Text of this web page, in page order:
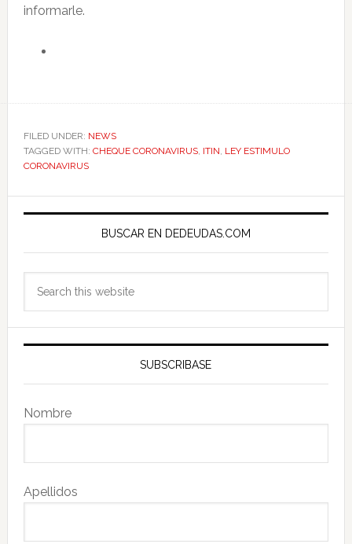
informarle.
FILED UNDER: NEWS
TAGGED WITH: CHEQUE CORONAVIRUS, ITIN, LEY ESTIMULO
CORONAVIRUS
Primary
BUSCAR EN DEDEUDAS.COM
SUBSCRIBASE
Nombre
Apellidos